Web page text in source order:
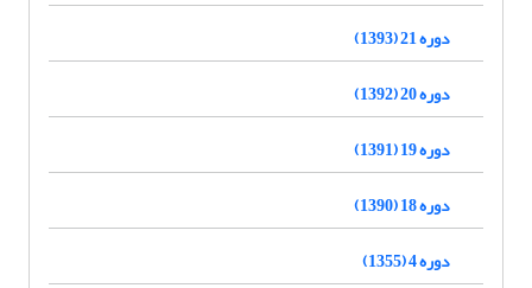
دوره 21 (1393)
دوره 20 (1392)
دوره 19 (1391)
دوره 18 (1390)
دوره 4 (1355)